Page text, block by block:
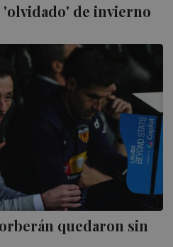
'olvidado' de invierno
quedaron sin